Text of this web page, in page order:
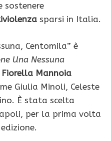
sostenere
sparsi in Italia.
Centomila” è
Una Nessuna
Fiorella Mannoia
Giulia Minoli, Celeste
È stata scelta
per la prima volta